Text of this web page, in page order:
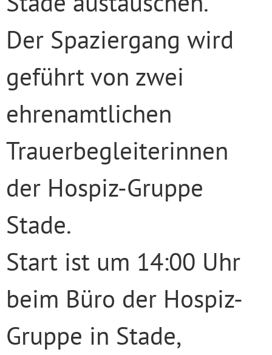
Der Spaziergang wird
geführt von zwei
ehrenamtlichen
Trauerbegleiterinnen
der Hospiz-Gruppe
Stade.
Start ist um 14:00 Uhr
beim Büro der Hospiz-
Gruppe in Stade,